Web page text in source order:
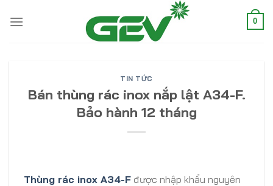
0
TIN TỨC
Bán thùng rác inox nắp lật A34-F.
Bảo hành 12 tháng
Thùng rác inox A34-F được nhập khẩu nguyên